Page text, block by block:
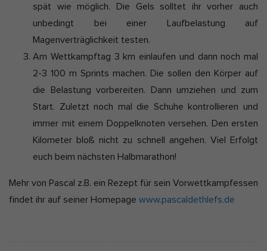
spät wie möglich. Die Gels solltet ihr vorher auch
unbedingt bei einer Laufbelastung auf
Magenverträglichkeit testen.
Am Wettkampftag 3 km einlaufen und dann noch mal
2-3 100 m Sprints machen. Die sollen den Körper auf
die Belastung vorbereiten. Dann umziehen und zum
Start. Zuletzt noch mal die Schuhe kontrollieren und
immer mit einem Doppelknoten versehen. Den ersten
Kilometer bloß nicht zu schnell angehen. Viel Erfolgt
euch beim nächsten Halbmarathon!
Mehr von Pascal z.B. ein Rezept für sein Vorwettkampfessen
findet ihr auf seiner Homepage www.pascaldethlefs.de